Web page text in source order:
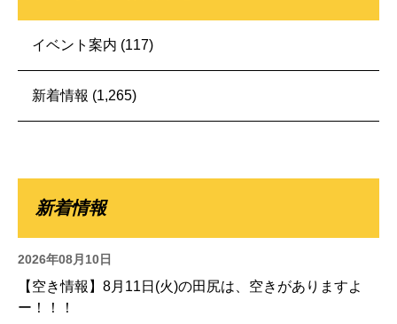
イベント案内 (117)
新着情報 (1,265)
新着情報
2026年08月10日
【空き情報】8月11日(火)の田尻は、空きがありますよ
ー！！！